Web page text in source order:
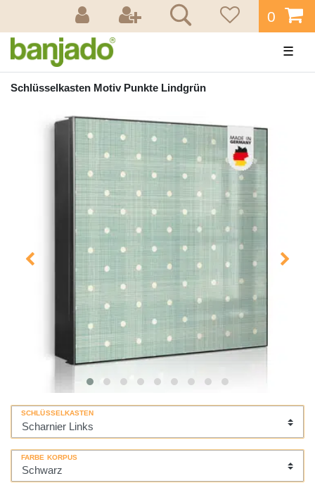
0
☰
Schlüsselkasten Motiv Punkte Lindgrün
SCHLÜSSELKASTEN
FARBE KORPUS